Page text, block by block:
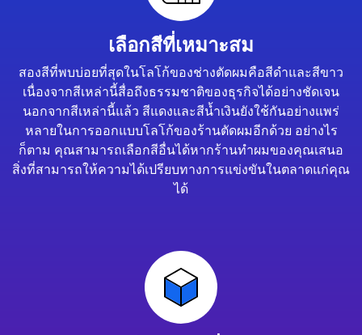
เลือกสีที่เหมาะสม
สองสีที่พบบ่อยที่สุดในโลโก้ของช่างตัดผมคือสีดำและสีขาว
เนื่องจากสีเหล่านี้สื่อถึงธรรมชาติของธุรกิจได้อย่างชัดเจน
นอกจากสีเหล่านี้แล้ว สีแดงและสีน้ำเงินยังใช้กันอย่างแพร่
หลายในการออกแบบโลโก้ของร้านตัดผมอีกด้วย อย่างไร
ก็ตาม คุณสามารถเลือกสีอื่นได้หากร้านทำผมของคุณเสนอ
สิ่งที่สามารถให้ความได้เปรียบทางการแข่งขันในตลาดแก่คุณ
ได้